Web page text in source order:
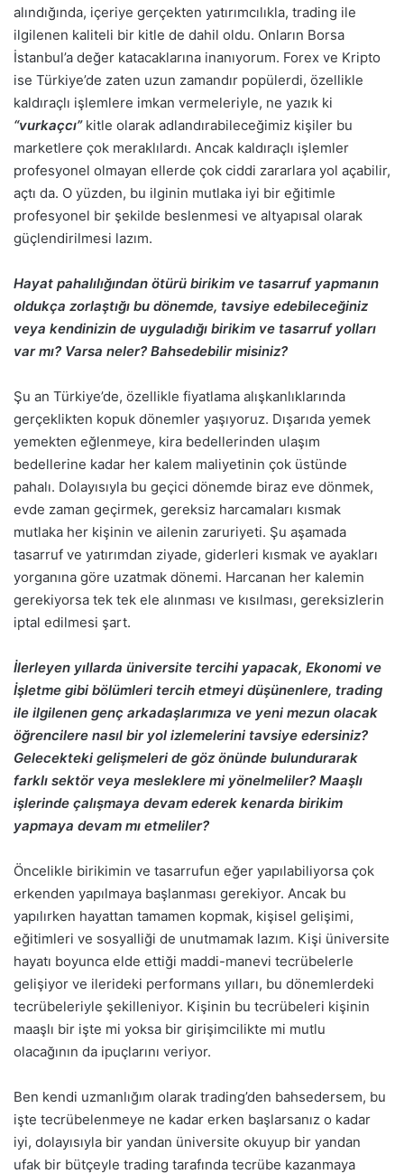
alındığında, içeriye gerçekten yatırımcılıkla, trading ile
ilgilenen kaliteli bir kitle de dahil oldu. Onların Borsa
İstanbul’a değer katacaklarına inanıyorum. Forex ve Kripto
ise Türkiye’de zaten uzun zamandır popülerdi, özellikle
kaldıraçlı işlemlere imkan vermeleriyle, ne yazık ki
“vurkaçcı”kitle olarak adlandırabileceğimiz kişiler bu
marketlere çok meraklılardı. Ancak kaldıraçlı işlemler
profesyonel olmayan ellerde çok ciddi zararlara yol açabilir,
açtı da. O yüzden, bu ilginin mutlaka iyi bir eğitimle
profesyonel bir şekilde beslenmesi ve altyapısal olarak
güçlendirilmesi lazım.
Hayat pahalılığından ötürü birikim ve tasarruf yapmanın
oldukça zorlaştığı bu dönemde, tavsiye edebileceğiniz
veya kendinizin de uyguladığı birikim ve tasarruf yolları
var mı? Varsa neler? Bahsedebilir misiniz?
Şu an Türkiye’de, özellikle fiyatlama alışkanlıklarında
gerçeklikten kopuk dönemler yaşıyoruz. Dışarıda yemek
yemekten eğlenmeye, kira bedellerinden ulaşım
bedellerine kadar her kalem maliyetinin çok üstünde
pahalı. Dolayısıyla bu geçici dönemde biraz eve dönmek,
evde zaman geçirmek, gereksiz harcamaları kısmak
mutlaka her kişinin ve ailenin zaruriyeti. Şu aşamada
tasarruf ve yatırımdan ziyade, giderleri kısmak ve ayakları
yorganına göre uzatmak dönemi. Harcanan her kalemin
gerekiyorsa tek tek ele alınması ve kısılması, gereksizlerin
iptal edilmesi şart.
İlerleyen yıllarda üniversite tercihi yapacak, Ekonomi ve
İşletme gibi bölümleri tercih etmeyi düşünenlere, trading
ile ilgilenen genç arkadaşlarımıza ve yeni mezun olacak
öğrencilere nasıl bir yol izlemelerini tavsiye edersiniz?
Gelecekteki gelişmeleri de göz önünde bulundurarak
farklı sektör veya mesleklere mi yönelmeliler? Maaşlı
işlerinde çalışmaya devam ederek kenarda birikim
yapmaya devam mı etmeliler?
Öncelikle birikimin ve tasarrufun eğer yapılabiliyorsa çok
erkenden yapılmaya başlanması gerekiyor. Ancak bu
yapılırken hayattan tamamen kopmak, kişisel gelişimi,
eğitimleri ve sosyalliği de unutmamak lazım. Kişi üniversite
hayatı boyunca elde ettiği maddi-manevi tecrübelerle
gelişiyor ve ilerideki performans yılları, bu dönemlerdeki
tecrübeleriyle şekilleniyor. Kişinin bu tecrübeleri kişinin
maaşlı bir işte mi yoksa bir girişimcilikte mi mutlu
olacağının da ipuçlarını veriyor.
Ben kendi uzmanlığım olarak trading’den bahsedersem, bu
işte tecrübelenmeye ne kadar erken başlarsanız o kadar
iyi, dolayısıyla bir yandan üniversite okuyup bir yandan
ufak bir bütçeyle trading tarafında tecrübe kazanmaya